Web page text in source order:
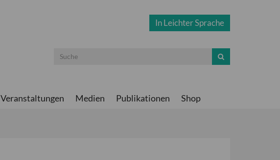
In Leichter Sprache
Veranstaltungen Medien Publikationen Shop